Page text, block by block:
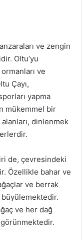
ve zengin
Oltu’yu
ve
Çayı,
yapma
mükemmel bir
dinlenmek
de, çevresindeki
Özellikle bahar ve
ve berrak
ve her dağ